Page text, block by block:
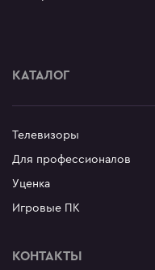
КАТАЛОГ
Телевизоры
Для профессионалов
Уценка
Игровые ПК
КОНТАКТЫ